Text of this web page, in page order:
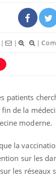
| | |
patients
de la
moderne.
la
sur les
les réseaux